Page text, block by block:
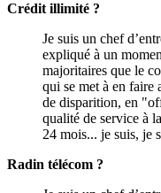
Crédit illimité ?
Je suis un chef
expliqué à un
majoritaires que le
qui se met à en faire
de disparition, en
qualité de service à
24 mois... je suis, je
Radin télécom ?